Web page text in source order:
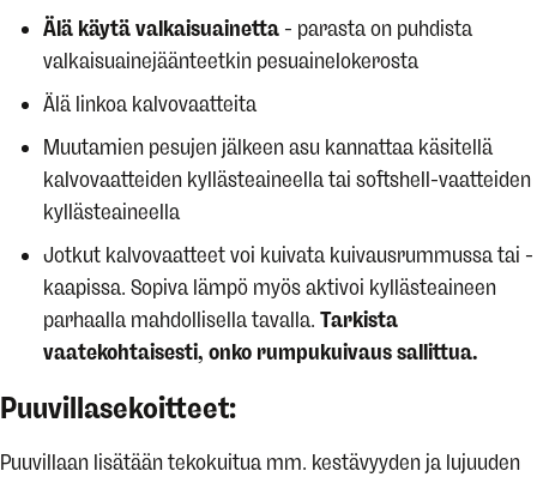
Älä käytä valkaisuainetta - parasta on puhdista
valkaisuainejäänteetkin pesuainelokerosta
Älä linkoa kalvovaatteita
Muutamien pesujen jälkeen asu kannattaa käsitellä
kalvovaatteiden kyllästeaineella tai softshell-vaatteiden
kyllästeaineella
Jotkut kalvovaatteet voi kuivata kuivausrummussa tai -
kaapissa. Sopiva lämpö myös aktivoi kyllästeaineen
parhaalla mahdollisella tavalla. Tarkista
vaatekohtaisesti, onko rumpukuivaus sallittua.
Puuvillasekoitteet:
Puuvillaan lisätään tekokuitua mm. kestävyyden ja lujuuden